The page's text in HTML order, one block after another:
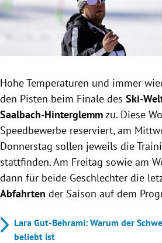
Untermenü
Untermenü
Untermenü
Hohe Temperaturen und immer
den Pisten beim Finale des Ski-
Saalbach-Hinterglemmzu. Diese
Speedbewerbe reserviert, am
Donnerstag sollen jeweils die
stattfinden. Am Freitag sowie am
dann für beide Geschlechter die
Abfahrten der Saison auf dem
Lara Gut-Behrami: Warum der
beliebt ist